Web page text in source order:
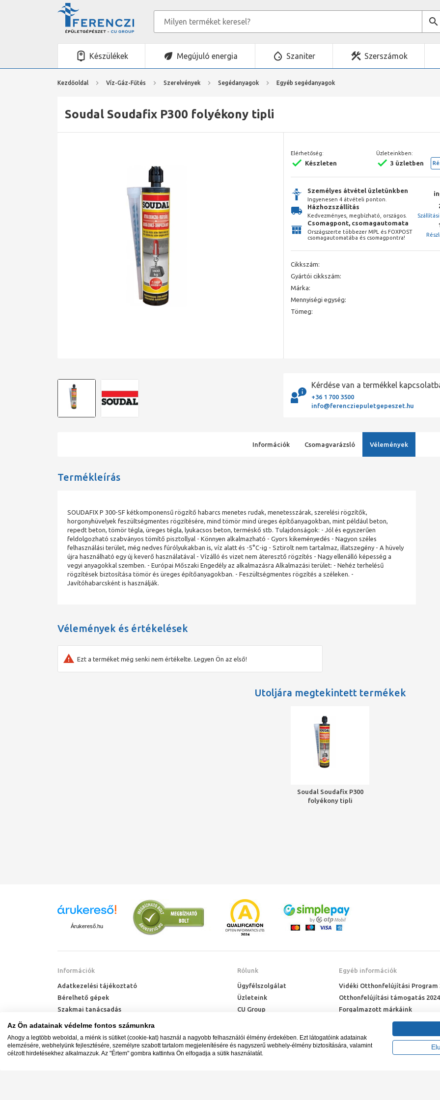
Készülékek Megújuló energia Szaniter Szerszámok
Kezdőoldal Víz-Gáz-Fűtés Szerelvények Segédanyagok Egyéb segédanyagok
Soudal Soudafix P300 folyékony tipli
Elérhetőség:
Készleten
Üzleteinkben:
3 üzletben
Személyes átvétel üzletünkben
Ingyenesen 4 átvételi ponton.
Házhozszállítás
Kedvezményes, megbízható, országos.
Csomagpont, csomagautomata
Országszerte többezer MPL és FOXPOST
csomagautomatába és csomagpontra!
Cikkszám:
Gyártói cikkszám:
Márka:
Mennyiségi egység:
Tömeg:
Kérdése van a termékkel
+36 1 700 3500
info@ferencziepuletgepeszet.hu
Információk Csomagvarázsló Vélemények
Termékleírás
SOUDAFIX P 300-SF kétkomponensű rögzítő habarcs menetes rudak, menetesszárak, szerelési rögzítők,
horgonyhüvelyek feszültségmentes rögzítésére, mind tömör mind üreges építőanyagokban, mint például beton,
repedt beton, tömör tégla, üreges tégla, lyukacsos beton, terméskő stb. Tulajdonságok: - Jól és egyszerűen
feldolgozható szabványos tömítő pisztollyal - Könnyen alkalmazható - Gyors kikeményedés - Nagyon széles
felhasználási terület, még nedves fúrólyukakban is, víz alatt és -5°C-ig - Sztirolt nem tartalmaz, illatszegény - A hüvely
újra használható egy új keverő használatával - Vízálló és vizet nem áteresztő rögzítés - Nagy ellenálló képesség a
vegyi anyagokkal szemben. - Európai Mőszaki Engedély az alkalmazásra Alkalmazási terület: - Nehéz terhelésű
rögzítések biztosítása tömör és üreges építőanyagokban. - Feszültségmentes rögzítés a széleken. -
Javítóhabarcsként is használják.
Vélemények és értékelések
Ezt a terméket még senki nem értékelte. Legyen Ön az első!
Utoljára megtekintett termékek
Soudal Soudafix P300
folyékony tipli
Árukereső.hu
Információk
Adatkezelési tájékoztató
Bérelhető gépek
Szakmai tanácsadás
Technik Cool Pro hőszivattyú tájékoztató
Hőszivattyú kalkulátor
Rólunk
Ügyfélszolgálat
Üzleteink
CU Group
Egyéb információk
Vidéki Otthonfelújítási Program
Otthonfelújítási támogatás 2024
Forgalmazott márkáink
Adatkezelési kérelem
Az Ön adatainak védelme fontos számunkra
Ahogy a legtöbb weboldal, a miénk is sütiket (cookie-kat) használ a nagyobb felhasználói élmény érdekében. Ezt látogatóink adatainak
elemzésére, webhelyünk fejlesztésére, személyre szabott tartalom megjelenítésére és nagyszerű webhely-élmény biztosítására, valamint
célzott hirdetésekhez alkalmazzuk. Az "Értem" gombra kattintva Ön elfogadja a sütik használatát.